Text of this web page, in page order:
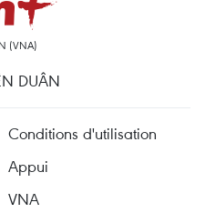
(VNA)
DUÂN
Conditions d'utilisation
Appui
VNA